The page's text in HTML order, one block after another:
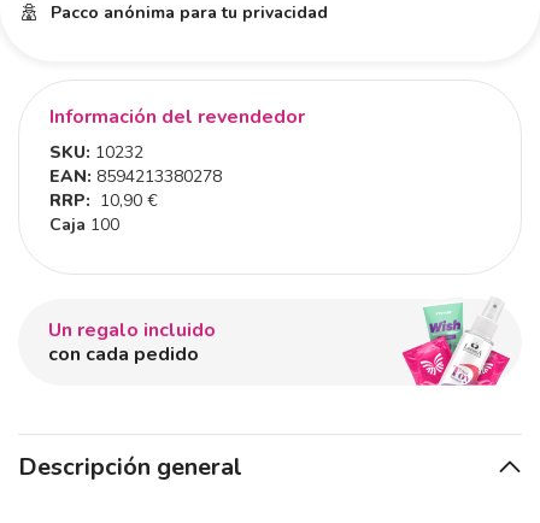
Pacco anónima para tu privacidad
Información del revendedor
SKU: 10232
EAN: 8594213380278
RRP: 10,90 €
Caja 100
Un regalo incluido
con cada pedido
Descripción general